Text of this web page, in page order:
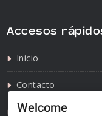
Accesos
Inicio
Contacto
Política de privacidad
Welcome